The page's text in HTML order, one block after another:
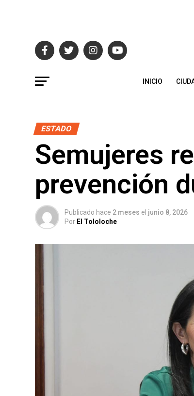
INICIO
ESTADO
Semujeres
prevención
Publicado hace 2 meses el junio 8, 2026
Por El Tololoche